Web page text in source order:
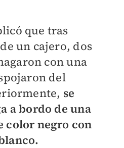
que tras
un cajero, dos
con una
del
se
a bordo de una
color negro con